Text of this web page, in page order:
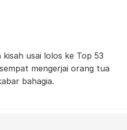
kisah usai lolos ke Top 53
mengerjai orang tua
bahagia.